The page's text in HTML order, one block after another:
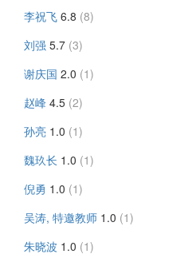
李祝飞 6.8 (8)
刘强 5.7 (3)
谢庆国 2.0 (1)
赵峰 4.5 (2)
孙亮 1.0 (1)
魏玖长 1.0 (1)
倪勇 1.0 (1)
吴涛, 特邀教师 1.0 (1)
朱晓波 1.0 (1)